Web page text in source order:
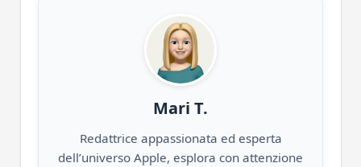
Mari T.
Redattrice appassionata ed esperta
dell’universo Apple, esplora con attenzione